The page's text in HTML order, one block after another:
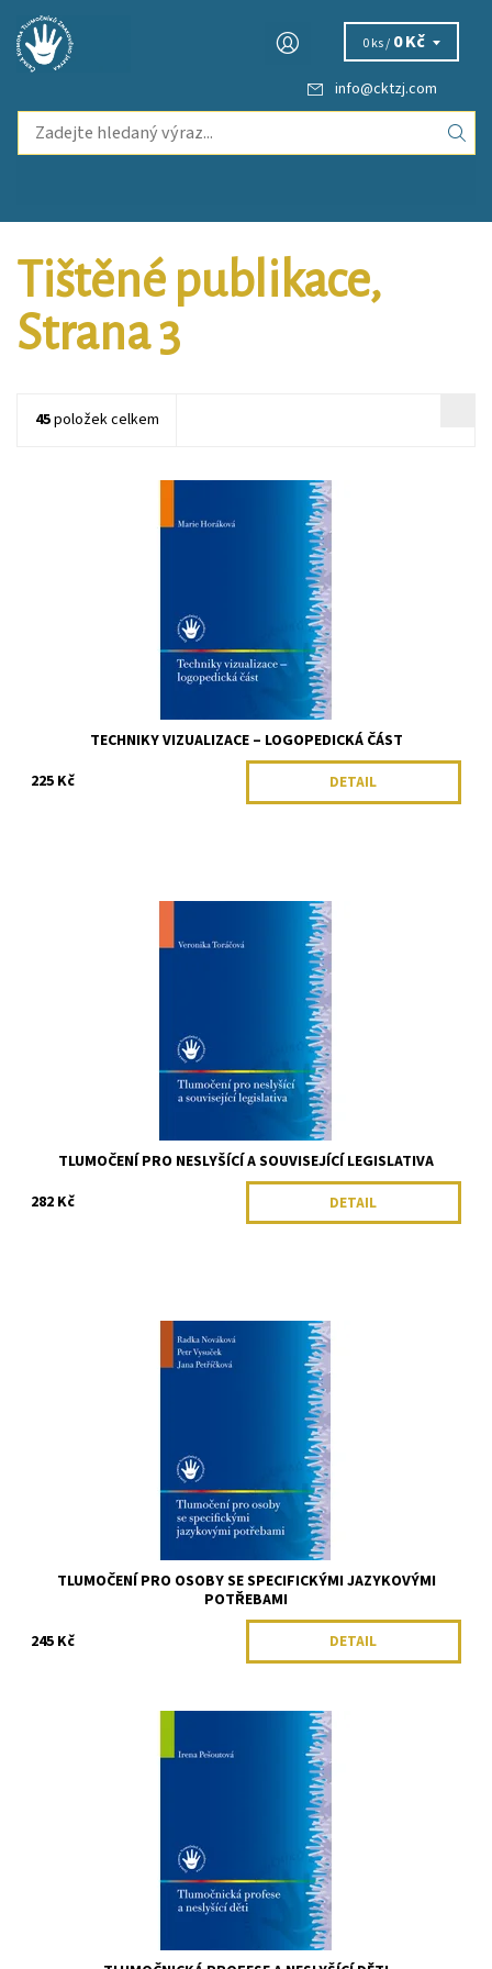
info@cktzj.com
0 ks / 0 Kč
Tištěné publikace,
Strana 3
45položek celkem
TECHNIKY VIZUALIZACE – LOGOPEDICKÁ ČÁST
225 Kč
DETAIL
TLUMOČENÍ PRO NESLYŠÍCÍ A SOUVISEJÍCÍ LEGISLATIVA
282 Kč
DETAIL
TLUMOČENÍ PRO OSOBY SE SPECIFICKÝMI JAZYKOVÝMI
POTŘEBAMI
245 Kč
DETAIL